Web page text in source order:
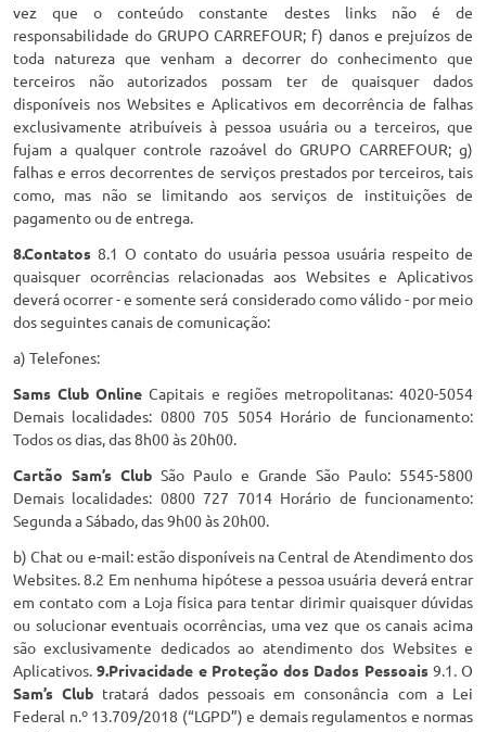
vez que o conteúdo constante destes links não é de
responsabilidade do GRUPO CARREFOUR; f) danos e prejuízos de
toda natureza que venham a decorrer do conhecimento que
terceiros não autorizados possam ter de quaisquer dados
disponíveis nos Websites e Aplicativos em decorrência de falhas
exclusivamente atribuíveis à pessoa usuária ou a terceiros, que
fujam a qualquer controle razoável do GRUPO CARREFOUR; g)
falhas e erros decorrentes de serviços prestados por terceiros, tais
como, mas não se limitando aos serviços de instituições de
pagamento ou de entrega.
8.Contatos 8.1 O contato do usuária pessoa usuária respeito de
quaisquer ocorrências relacionadas aos Websites e Aplicativos
deverá ocorrer - e somente será considerado como válido - por meio
dos seguintes canais de comunicação:
a) Telefones:
Sams Club Online Capitais e regiões metropolitanas: 4020-5054
Demais localidades: 0800 705 5054 Horário de funcionamento:
Todos os dias, das 8h00 às 20h00.
Cartão Sam’s Club São Paulo e Grande São Paulo: 5545-5800
Demais localidades: 0800 727 7014 Horário de funcionamento:
Segunda a Sábado, das 9h00 às 20h00.
b) Chat ou e-mail: estão disponíveis na Central de Atendimento dos
Websites. 8.2 Em nenhuma hipótese a pessoa usuária deverá entrar
em contato com a Loja física para tentar dirimir quaisquer dúvidas
ou solucionar eventuais ocorrências, uma vez que os canais acima
são exclusivamente dedicados ao atendimento dos Websites e
Aplicativos.9.Privacidade e Proteção dos Dados Pessoais9.1. O
Sam’s Club tratará dados pessoais em consonância com a Lei
Federal n.º 13.709/2018 (“LGPD”) e demais regulamentos e normas